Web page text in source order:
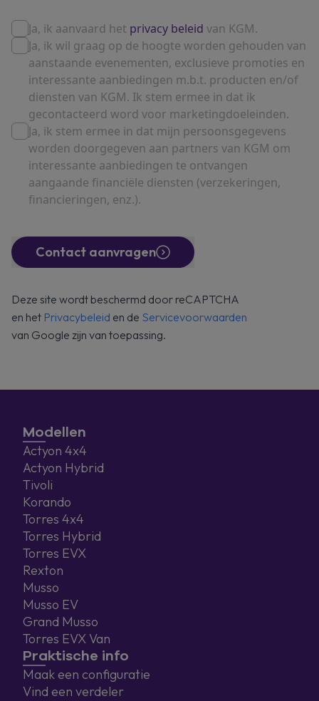
Ja, ik aanvaard het privacy beleid van KGM.
Ja, ik wil graag op de hoogte worden gehouden van
aanstaande evenementen, exclusieve promoties en
interessante aanbiedingen m.b.t. producten en/of
diensten van KGM. Ik stem ermee in dat ik
gecontacteerd word voor marketingdoeleinden.
Ja, ik stem ermee in dat mijn persoonsgegevens
worden doorgegeven aan partners van KGM om
interessante aanbiedingen te ontvangen
aangaande financiële diensten (verzekeringen,
financieringen, enz.).
Contact aanvragen
Deze site wordt beschermd door reCAPTCHA
en het Privacybeleid en de Servicevoorwaarden
van Google zijn van toepassing.
Modellen
Actyon 4x4
Actyon Hybrid
Tivoli
Korando
Torres 4x4
Torres Hybrid
Torres EVX
Rexton
Musso
Musso EV
Grand Musso
Torres EVX Van
Praktische info
Maak een configuratie
Vind een verdeler